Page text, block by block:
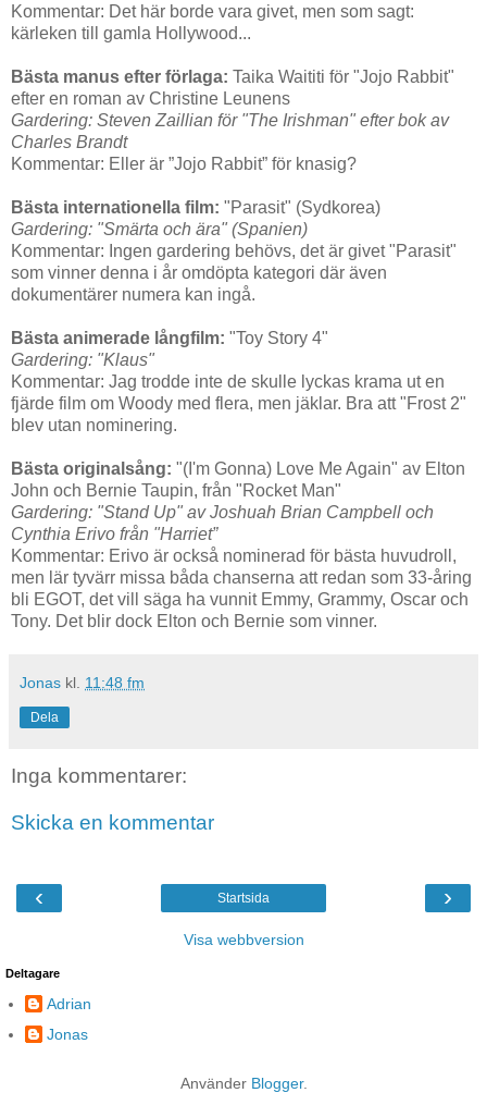
Kommentar: Det här borde vara givet, men som sagt:
kärleken till gamla Hollywood...
Bästa manus efter förlaga: Taika Waititi för "Jojo Rabbit"
efter en roman av Christine Leunens
Gardering: Steven Zaillian för "The Irishman" efter bok av
Charles Brandt
Kommentar: Eller är ”Jojo Rabbit” för knasig?
Bästa internationella film: "Parasit" (Sydkorea)
Gardering: "Smärta och ära" (Spanien)
Kommentar: Ingen gardering behövs, det är givet "Parasit"
som vinner denna i år omdöpta kategori där även
dokumentärer numera kan ingå.
Bästa animerade långfilm: "Toy Story 4"
Gardering: "Klaus"
Kommentar: Jag trodde inte de skulle lyckas krama ut en
fjärde film om Woody med flera, men jäklar. Bra att "Frost 2"
blev utan nominering.
Bästa originalsång: "(I'm Gonna) Love Me Again" av Elton
John och Bernie Taupin, från "Rocket Man"
Gardering: "Stand Up" av Joshuah Brian Campbell och
Cynthia Erivo från "Harriet”
Kommentar: Erivo är också nominerad för bästa huvudroll,
men lär tyvärr missa båda chanserna att redan som 33-åring
bli EGOT, det vill säga ha vunnit Emmy, Grammy, Oscar och
Tony. Det blir dock Elton och Bernie som vinner.
Jonas kl. 11:48 fm
Dela
Inga kommentarer:
Skicka en kommentar
‹ ›
Startsida
Visa webbversion
Deltagare
Adrian
Jonas
Använder Blogger.